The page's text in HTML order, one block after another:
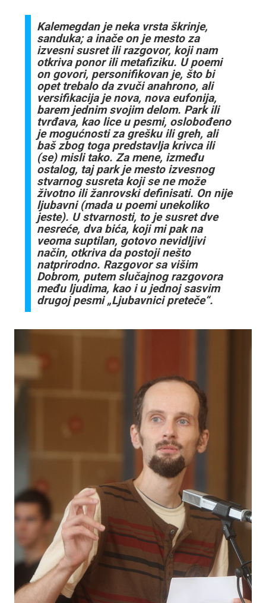
Kalemegdan je neka vrsta škrinje,
sanduka; a inače on je mesto za
izvesni susret ili razgovor, koji nam
otkriva ponor ili metafiziku. U poemi
on govori, personifikovan je, što bi
opet trebalo da zvuči anahrono, ali
versifikacija je nova, nova eufonija,
barem jednim svojim delom. Park ili
tvrđava, kao lice u pesmi, oslobođeno
je mogućnosti za grešku ili greh, ali
baš zbog toga predstavlja krivca ili
(se) misli tako. Za mene, između
ostalog, taj park je mesto izvesnog
stvarnog susreta koji se ne može
životno ili žanrovski definisati. On nije
ljubavni (mada u poemi unekoliko
jeste). U stvarnosti, to je susret dve
nesreće, dva bića, koji mi pak na
veoma suptilan, gotovo nevidljivi
način, otkriva da postoji nešto
natprirodno. Razgovor sa višim
Dobrom, putem slučajnog razgovora
među ljudima, kao i u jednoj sasvim
drugoj pesmi „Ljubavnici preteče“.